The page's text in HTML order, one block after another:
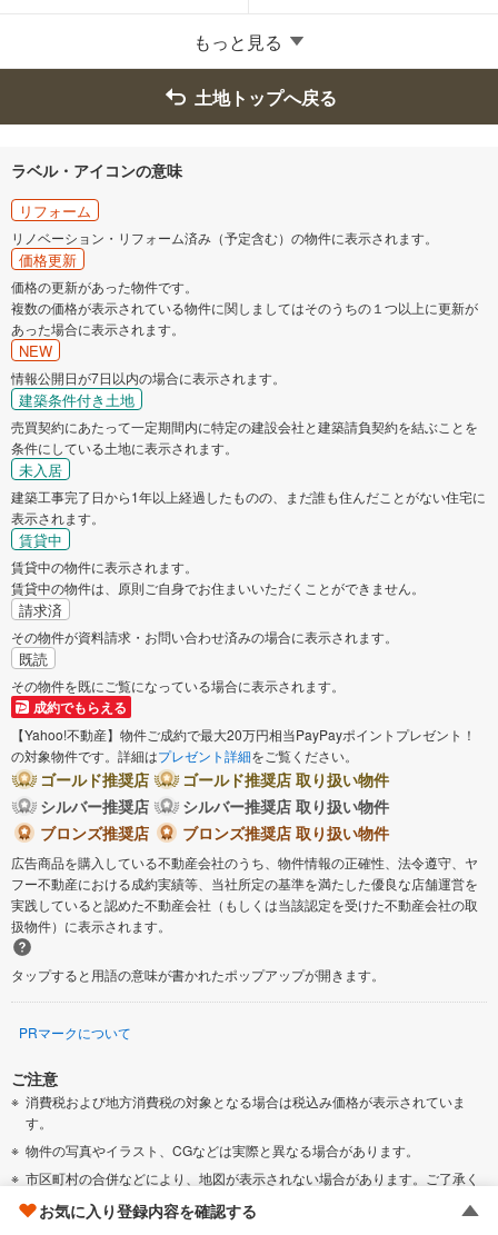
戸塚区
旭区
栄区
青葉区
相模原市
緑区 中央区
南区
神奈川県のそのほかの地域
横須賀市
鎌倉市 藤沢市
小田原市
逗子市
秦野市 厚木市
大和市 伊勢原市
海老名市 座間市
南足柄市
三浦郡葉山町 高座郡寒川町
足柄上郡大井町 足柄上郡松田町
足柄上郡山北町 足柄上郡開成町
もっと見る
土地トップへ戻る
ラベル・アイコンの意味
リフォーム
リノベーション・リフォーム済み（予定含む）の物件に表示されます。
価格更新
価格の更新があった物件です。
複数の価格が表示されている物件に関しましてはそのうちの１つ以上に更新が
あった場合に表示されます。
NEW
情報公開日が7日以内の場合に表示されます。
建築条件付き土地
売買契約にあたって一定期間内に特定の建設会社と建築請負契約を結ぶことを
条件にしている土地に表示されます。
未入居
建築工事完了日から1年以上経過したものの、まだ誰も住んだことがない住宅に
表示されます。
賃貸中
賃貸中の物件に表示されます。
賃貸中の物件は、原則ご自身でお住まいいただくことができません。
請求済
その物件が資料請求・お問い合わせ済みの場合に表示されます。
既読
その物件を既にご覧になっている場合に表示されます。
成約でもらえる
【Yahoo!不動産】物件ご成約で最大20万円相当PayPayポイントプレゼント！
の対象物件です。詳細はプレゼント詳細をご覧ください。
ゴールド推奨店
ゴールド推奨店 取り扱い物件
シルバー推奨店
シルバー推奨店 取り扱い物件
ブロンズ推奨店
ブロンズ推奨店 取り扱い物件
広告商品を購入している不動産会社のうち、物件情報の正確性、法令遵守、ヤ
フー不動産における成約実績等、当社所定の基準を満たした優良な店舗運営を
実践していると認めた不動産会社（もしくは当該認定を受けた不動産会社の取
扱物件）に表示されます。
タップすると用語の意味が書かれたポップアップが開きます。
PRマークについて
ご注意
消費税および地方消費税の対象となる場合は税込み価格が表示されていま
す。
物件の写真やイラスト、CGなどは実際と異なる場合があります。
市区町村の合併などにより、地図が表示されない場合があります。ご了承く
ださい。
「新築一戸建て」には、完成後1年を経過している未入居物件が掲載されてい
お気に入り登録内容を確認する